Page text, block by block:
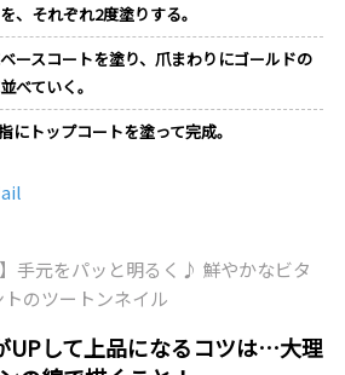
、それぞれ2度塗りする。
ースコートを塗り、爪まわりにゴールドの
べていく。
にトップコートを塗って完成。
手元をパッと明るく♪ 鮮やかなビタ
のツートンネイル
UPして上品になるコツは…大理